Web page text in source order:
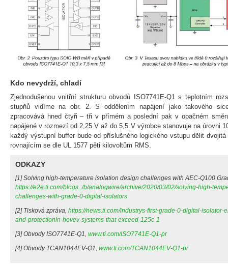
Kdo nevydrží, chladí
Zjednodušenou vnitřní strukturu obvodů ISO7741E-Q1 s teplotním
stupňů vidíme na obr. 2. S oddělením napájení jako takového
zpracovává hned čtyři – tři v přímém a poslední pak v opačném
napájené v rozmezí od 2,25 V až do 5,5 V výrobce stanovuje na úrovni
každý výstupní buffer bude od příslušného logického vstupu dělit
rovnajícím se dle UL 1577 pěti kilovoltům RMS.
ODKAZY
[1] Solving high-temperature isolation design challenges with AEC-Q100
https://e2e.ti.com/blogs_/b/analogwire/archive/2020/03/02/solving-high-
challenges-with-grade-0-digital-isolators
[2] Tisková zpráva, https://news.ti.com/industrys-first-grade-0-digital-
and-protectionin-hevev-systems-that-exceed-125c-1
[3] Obvody ISO7741E-Q1, www.ti.com/ISO7741E-Q1-pr
[4] Obvody TCAN1044EV-Q1, www.ti.com/TCAN1044EV-Q1-pr